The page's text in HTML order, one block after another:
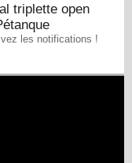
triplette open
les notifications !